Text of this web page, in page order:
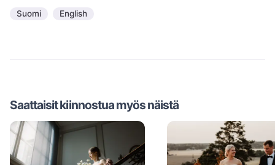
Suomi English
Saattaisit kiinnostua myös näistä